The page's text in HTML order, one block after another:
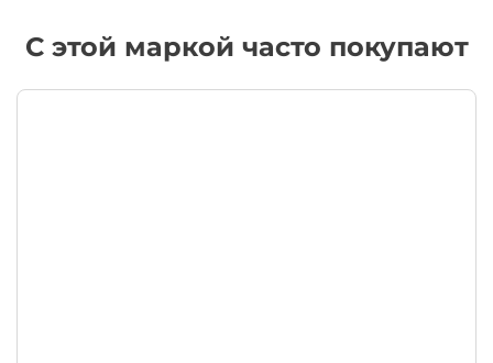
С этой маркой часто покупают